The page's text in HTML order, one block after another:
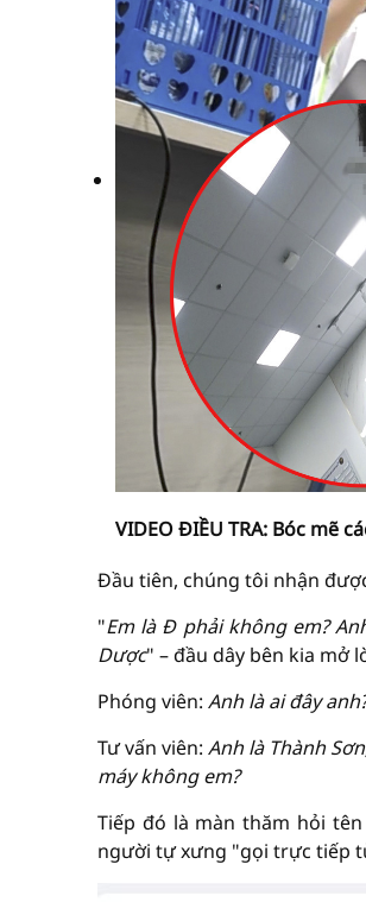
VIDEO ĐIỀU TRA: Bóc mẽ
Đầu tiên, chúng tôi nhận
"Em là Đ phải không em?
Dược" – đầu dây bên kia mở
Phóng viên: Anh là ai đây
Tư vấn viên: Anh là Thành
máy không em?
Tiếp đó là màn thăm hỏi
người tự xưng "gọi trực tiếp